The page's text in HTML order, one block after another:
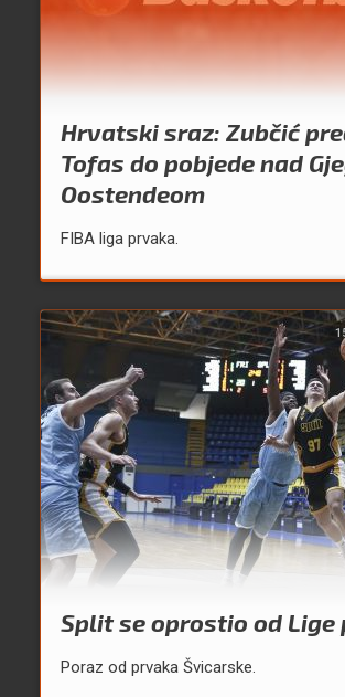
Hrvatski sraz: Zubčić
Tofas do pobjede nad
Oostendeom
FIBA liga prvaka.
Split se oprostio od Lige
Poraz od prvaka Švicarske.